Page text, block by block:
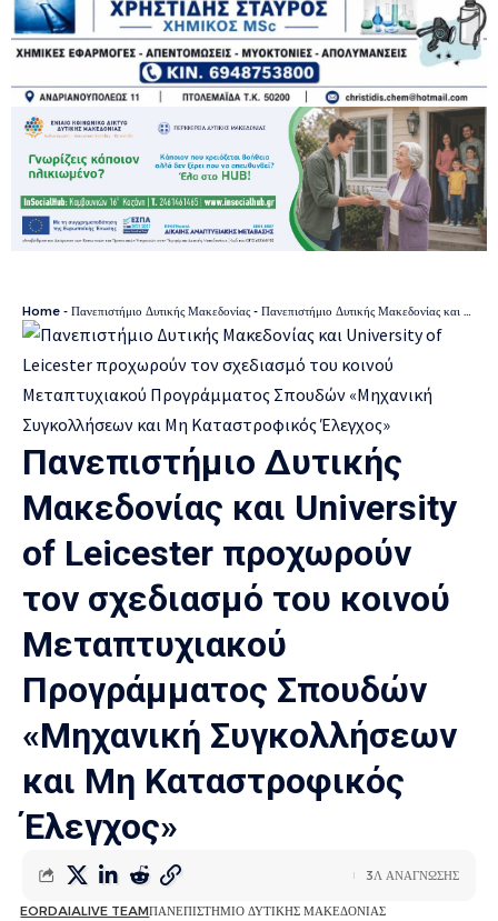
Home - Πανεπιστήμιο Δυτικής Μακεδονίας - Πανεπιστήμιο Δυτικής Μακεδονίας και University of Leicester προχωρούν τον σχεδιασμό του κοινού Μεταπτυχιακού Προγράμματος Σπουδών «Μηχανική Συγκολλήσεων και Μη Καταστροφικός Έλεγχος»
Πανεπιστήμιο Δυτικής
Μακεδονίας και University
of Leicester προχωρούν
τον σχεδιασμό του κοινού
Μεταπτυχιακού
Προγράμματος Σπουδών
«Μηχανική Συγκολλήσεων
και Μη Καταστροφικός
Έλεγχος»
EORDAIALIVE TEAMΠΑΝΕΠΙΣΤΗΜΙΟ ΔΥΤΙΚΗΣ ΜΑΚΕΔΟΝΙΑΣ
3Λ ΑΝΑΓΝΩΣΗΣ